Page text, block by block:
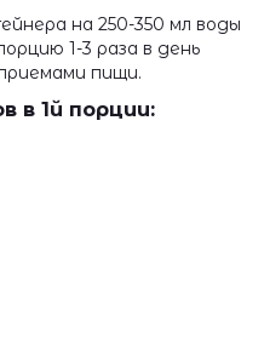
на 250-350 мл воды
1-3 раза в день
пищи.
в 1й порции: